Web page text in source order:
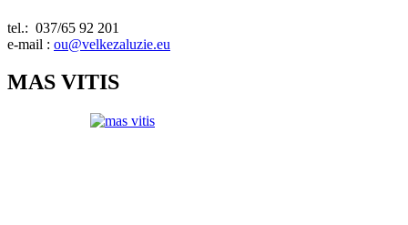
tel.: 037/65 92 201
e-mail : ou@velkezaluzie.eu
MAS VITIS